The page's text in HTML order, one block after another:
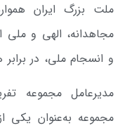
ملت بزرگ ایران
مجاهدانه، الهی و ملی
و انسجام ملی، در برابر
مدیرعامل مجموعه
مجموعه به‌عنوان یکی